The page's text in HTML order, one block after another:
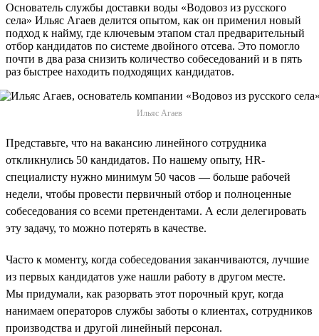
Основатель службы доставки воды «Водовоз из русского
села» Ильяс Агаев делится опытом, как он применил новый
подход к найму, где ключевым этапом стал предварительный
отбор кандидатов по системе двойного отсева. Это помогло
почти в два раза снизить количество собеседований и в пять
раз быстрее находить подходящих кандидатов.
Ильяс Агаев
Представьте, что на вакансию линейного сотрудника
откликнулись 50 кандидатов. По нашему опыту, HR-
специалисту нужно минимум 50 часов — больше рабочей
недели, чтобы провести первичный отбор и полноценные
собеседования со всеми претендентами. А если делегировать
эту задачу, то можно потерять в качестве.
Часто к моменту, когда собеседования заканчиваются, лучшие
из первых кандидатов уже нашли работу в другом месте.
Мы придумали, как разорвать этот порочный круг, когда
нанимаем операторов службы заботы о клиентах, сотрудников
производства и другой линейный персонал.